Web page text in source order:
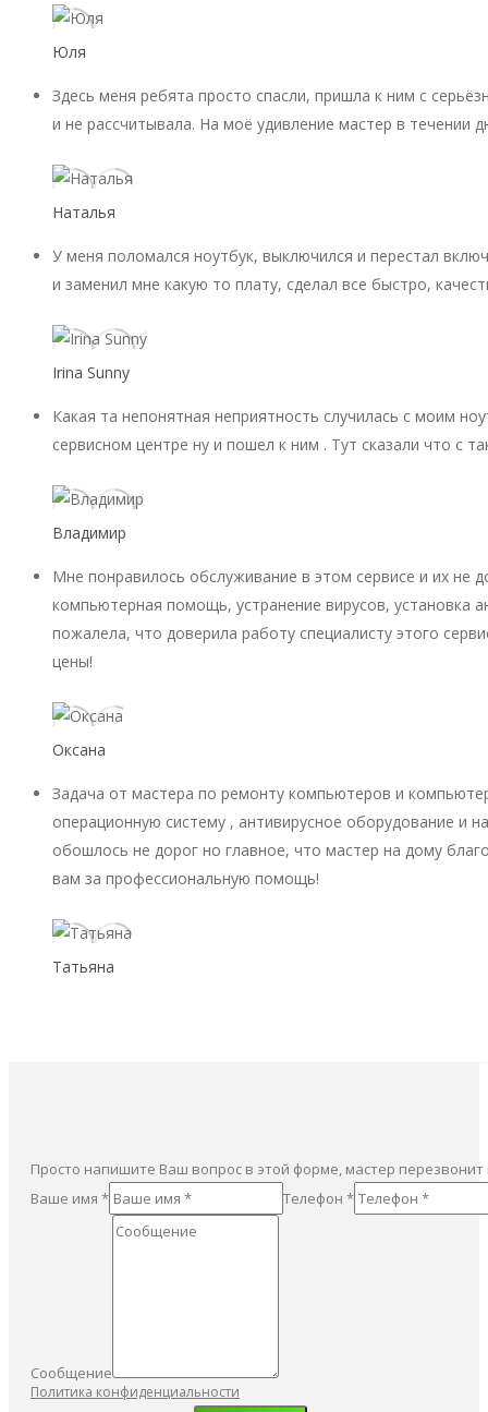
Юля
Здесь меня ребята просто спасли, пришла к ним с
и не рассчитывала. На моё удивление мастер в течении
Наталья
У меня поломался ноутбук, выключился и перестал
и заменил мне какую то плату, сделал все быстро,
Irina Sunny
Какая та непонятная неприятность случилась с моим
сервисном центре ну и пошел к ним . Тут сказали что с
Владимир
Мне понравилось обслуживание в этом сервисе и их не
компьютерная помощь, устранение вирусов, установка
пожалела, что доверила работу специалисту этого
цены!
Оксана
Задача от мастера по ремонту компьютеров и
операционную систему , антивирусное оборудование и
обошлось не дорог но главное, что мастер на дому
вам за профессиональную помощь!
Татьяна
Просто напишите Ваш вопрос в этой форме, мастер
Ваше имя *
Телефон *
Сообщение
Политика конфиденциальности